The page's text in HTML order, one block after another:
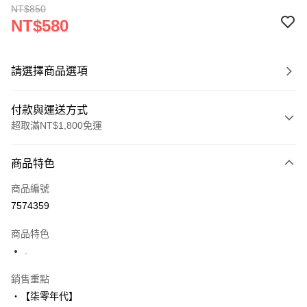
NT$850
NT$580
請選擇商品選項
付款與運送方式
超取滿NT$1,800免運
信用卡一次付款
超商取貨付款
街口支付
悠遊付
商品特色
商品編號
7574359
商品特色
銷售重點
‧【柒零年代】